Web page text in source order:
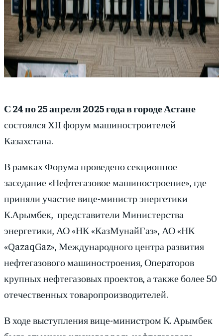
С 24 по 25 апреля 2025 года в городе Астане
состоялся XII форум машиностроителей
Казахстана.
В рамках Форума проведено секционное
заседание «Нефтегазовое машиностроение», где
приняли участие вице-министр энергетики
К.Арымбек, представители Министерства
энергетики, АО «НК «КазМунайГаз», АО «НК
«QazaqGaz», Международного центра развития
нефтегазового машиностроения, Операторов
крупных нефтегазовых проектов, а также более 50
отечественных товаропроизводителей.
В ходе выступления вице-министром К. Арымбек